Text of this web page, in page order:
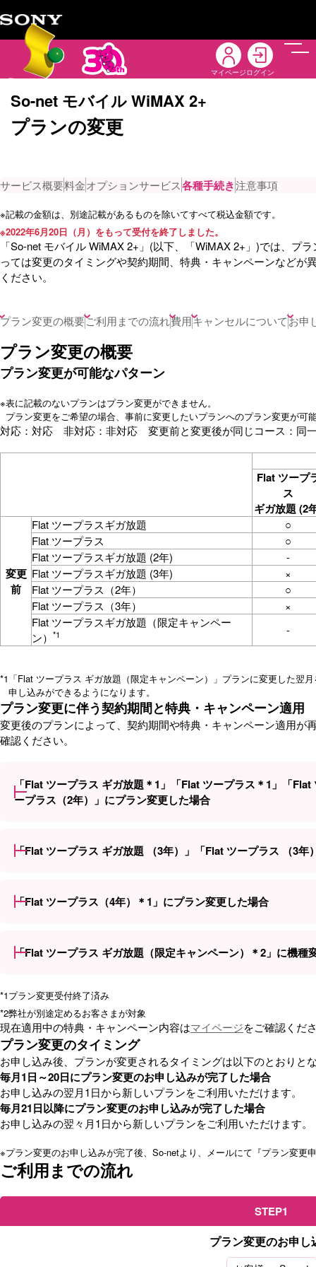
マイページ ログイン
メニ
So-net モバイル WiMAX 2+
プランの変更
サービス概要料金オプションサービス各種手続き注意事項
※記載の金額は、別途記載があるものを除いてすべて税込金額です。
※2022年6月20日（月）をもって受付を終了しました。
「So-net モバイル WiMAX 2+」(以下、「WiMAX 2+」)では、プ
っては変更のタイミングや契約期間、特典・キャンペーンなどが
ください。
プラン変更の概要ご利用までの流れ費用キャンセルについてお申
プラン変更の概要
プラン変更が可能なパターン
※表に記載のないプランはプラン変更ができません。
プラン変更をご希望の場合、事前に変更したいプランへのプラン変更が可
対応：対応 非対応：非対応 変更前と変更後が同じコース：同
Flat ツープ
ス
ギガ放題 (2
変更
前
Flat ツープラスギガ放題
○
Flat ツープラス
○
Flat ツープラスギガ放題 (2年)
-
Flat ツープラスギガ放題 (3年)
×
Flat ツープラス（2年）
○
Flat ツープラス（3年）
×
Flat ツープラスギガ放題（限定キャンペー
ン） *1 -
*1 「Flat ツープラス ギガ放題（限定キャンペーン）」プランに変更した翌
申し込みができるようになります。
プラン変更に伴う契約期間と特典・キャンペーン適用
変更後のプランによって、契約期間や特典・キャンペーン適用が
確認ください。
「Flat ツープラス ギガ放題＊1」「Flat ツープラス＊1」「
ープラス（2年）」にプラン変更した場合
「Flat ツープラス ギガ放題 （3年）」「Flat ツープラス （3年
「Flat ツープラス（4年）＊1」にプラン変更した場合
「Flat ツープラス ギガ放題（限定キャンペーン）＊2」に機種
*1プラン変更受付終了済み
*2弊社が別途定めるお客さまが対象
現在適用中の特典・キャンペーン内容はマイページをご確認くだ
プラン変更のタイミング
お申し込み後、プランが変更されるタイミングは以下のとおりと
毎月1日～20日にプラン変更のお申し込みが完了した場合
お申し込みの翌月1日から新しいプランをご利用いただけます。
毎月21日以降にプラン変更のお申し込みが完了した場合
お申し込みの翌々月1日から新しいプランをご利用いただけます。
※プラン変更のお申し込みが完了後、So-netより、メールにて『プラン変更
ご利用までの流れ
STEP1
プラン変更のお申し